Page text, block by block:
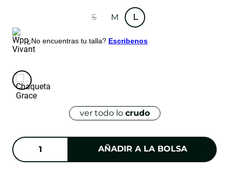
S M L
¿No encuentras tu talla? Escribenos
ver todo lo crudo
AÑADIR A LA BOLSA